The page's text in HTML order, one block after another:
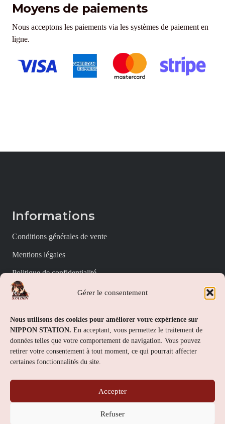
Gérer le consentement
Nous utilisons des cookies pour améliorer votre expérience sur
NIPPON STATION. En acceptant, vous permettez le traitement de
données telles que votre comportement de navigation. Vous pouvez
retirer votre consentement à tout moment, ce qui pourrait affecter
certaines fonctionnalités du site.
Accepter
Refuser
Moyens de paiements
Nous acceptons les paiements via les systèmes de paiement en
ligne.
Informations
Conditions générales de vente
Mentions légales
Politique de confidentialité
Politique de cookies (UE)
Nippon Station
À propos
FAQs
Contact